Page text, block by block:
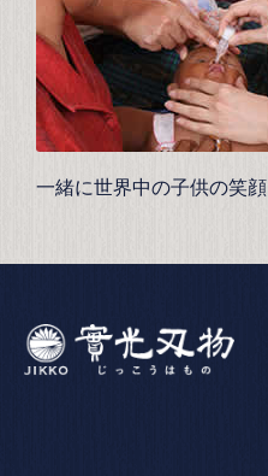
一緒に世界中の子供の笑